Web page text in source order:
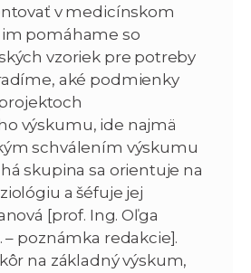
v medicínskom
pomáhame so
vzoriek pre potreby
aké podmienky
výskumu, ide najmä
schválením výskumu
skupina sa orientuje na
a šéfuje jej
[prof. Ing. Oľga
– poznámka redakcie].
na základný výskum,